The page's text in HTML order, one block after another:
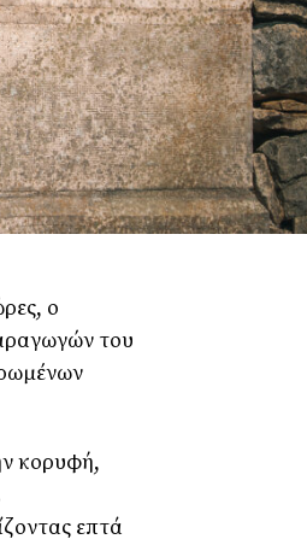
ο
του
κορυφή,
επτά